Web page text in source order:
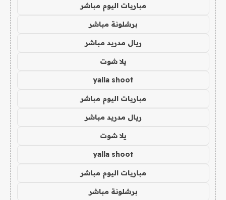
مباريات اليوم مباشر
برشلونة مباشر
ريال مدريد مباشر
يلا شوت
yalla shoot
مباريات اليوم مباشر
ريال مدريد مباشر
يلا شوت
yalla shoot
مباريات اليوم مباشر
برشلونة مباشر